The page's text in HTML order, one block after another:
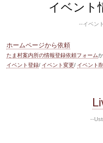
イベント
--イベン
ホームページから依頼
たま村案内所の情報登録依頼フォーム
イベント登録/ イベント変更/ イベント
--